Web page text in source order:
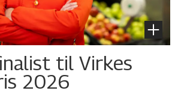
til Virkes
2026